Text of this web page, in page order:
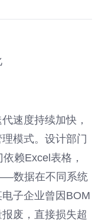
速度持续加快，
模式。设计部门
赖Excel表格，
数据在不同系统
子企业曾因BOM
废，直接损失超